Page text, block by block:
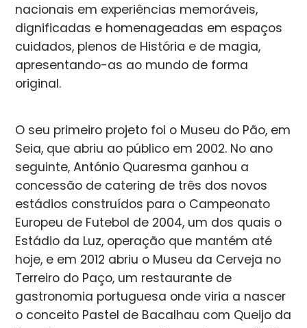
nacionais em experiências memoráveis,
dignificadas e homenageadas em espaços
cuidados, plenos de História e de magia,
apresentando-as ao mundo de forma
original.
O seu primeiro projeto foi o Museu do Pão, em
Seia, que abriu ao público em 2002. No ano
seguinte, António Quaresma ganhou a
concessão de catering de três dos novos
estádios construídos para o Campeonato
Europeu de Futebol de 2004, um dos quais o
Estádio da Luz, operação que mantém até
hoje, e em 2012 abriu o Museu da Cerveja no
Terreiro do Paço, um restaurante de
gastronomia portuguesa onde viria a nascer
o conceito Pastel de Bacalhau com Queijo da